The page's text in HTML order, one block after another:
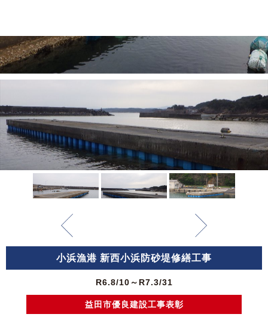
小浜漁港 新西小浜防砂堤修繕工事
R6.8/10～R7.3/31
益田市優良建設工事表彰